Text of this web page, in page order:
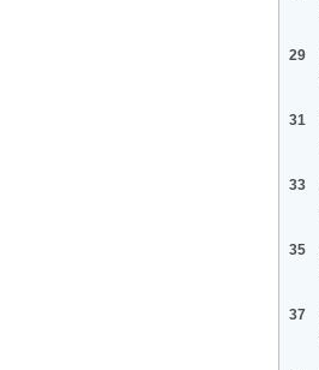
29
31
33
35
37